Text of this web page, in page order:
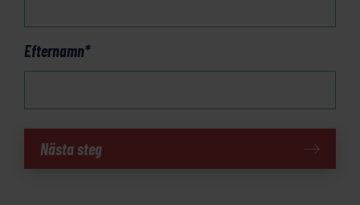
Efternamn*
Jean
Nästa steg